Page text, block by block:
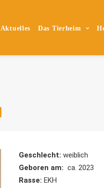
Aktuelles Das Tierheim
Geschlecht: weiblich
Geboren am: ca. 2023
Rasse: EKH